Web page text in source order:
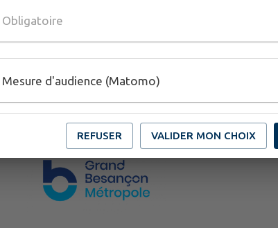
Obligatoire
Mesure d'audience (Matomo)
REFUSER VALIDER MON CHOIX